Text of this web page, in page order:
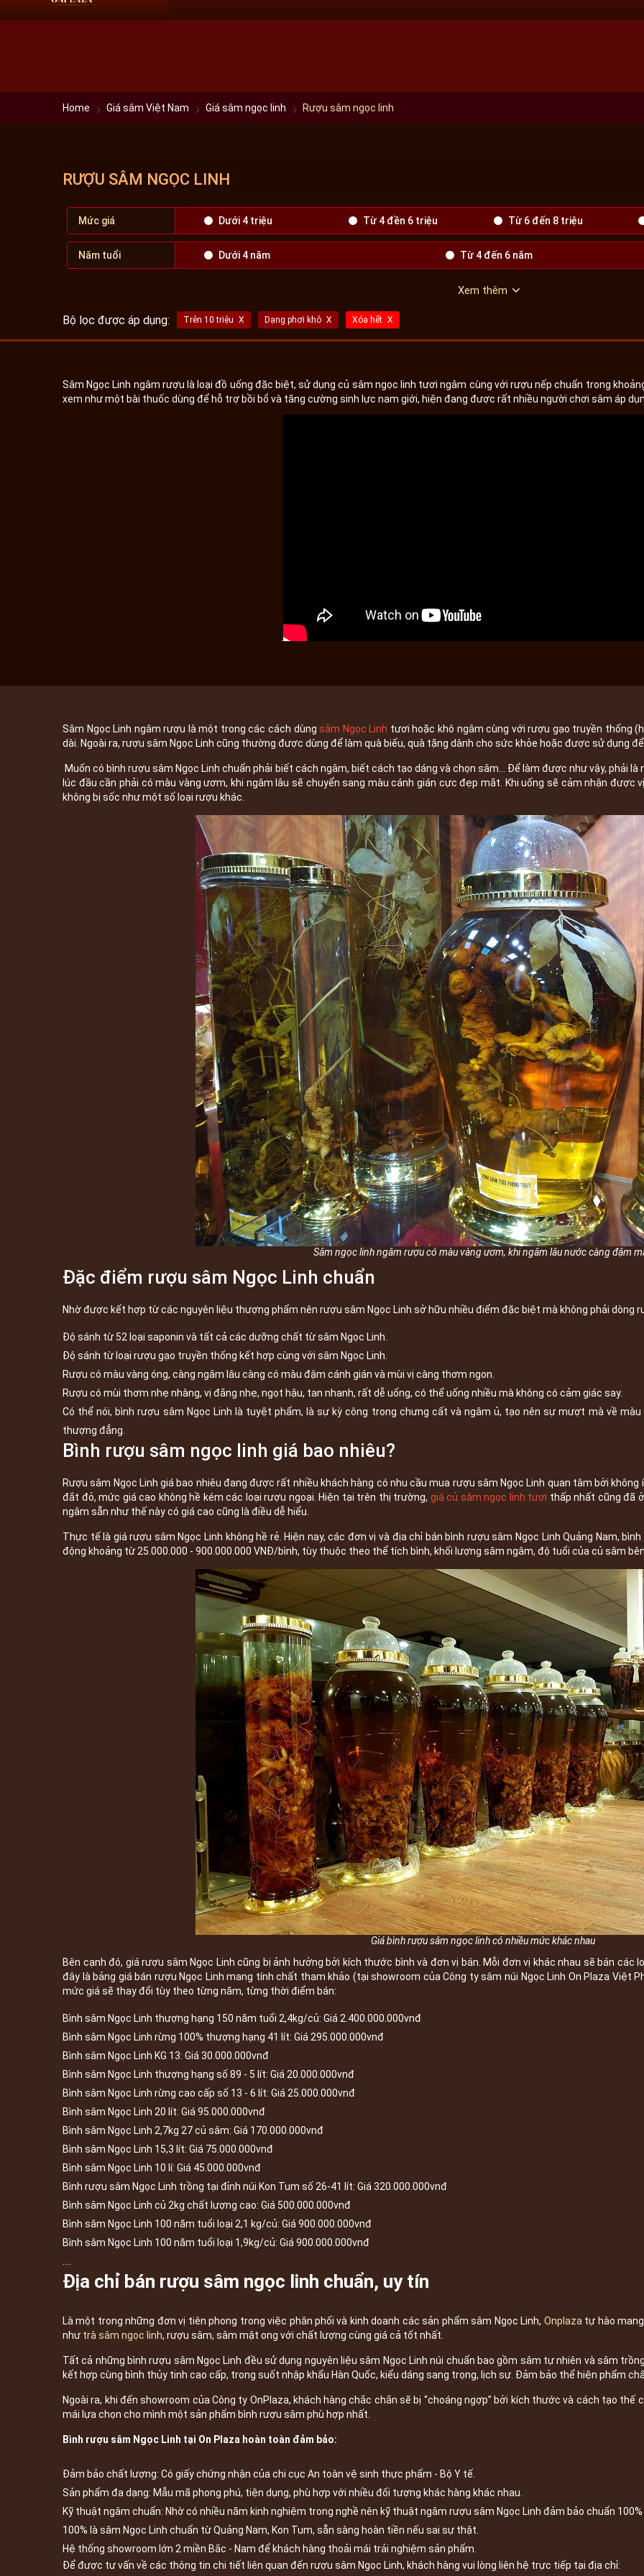
Home Giá sâm Việt Nam Giá sâm ngọc linh Rượu sâm ngọc linh
RƯỢU SÂM NGỌC LINH
Mức giá Dưới 4 triệu Từ 4 đền 6 triệu Từ 6 đến 8 triệu
Năm tuổi Dưới 4 năm Từ 4 đến 6 năm
Xem thêm
Bộ lọc được áp dụng: Trên 10 triệu Dạng phơi khô Xóa hết
Sâm Ngọc Linh ngâm rượu là loại đồ uống đặc biệt, sử dụng củ sâm ngọc linh tươi ngâm cùng với rượu nếp chuẩn trong
xem như một bài thuốc dùng để hỗ trợ bồi bổ và tăng cường sinh lực nam giới, hiện đang được rất nhiều người chơi sâm áp
Sâm Ngọc Linh ngâm rượu là một trong các cách dùngsâm Ngọc Linh tươi hoặc khô ngâm cùng với rượu gạo truyền thống
dài. Ngoài ra, rượu sâm Ngọc Linh cũng thường được dùng để làm quà biếu, quà tặng dành cho sức khỏe hoặc được sử dụng
Muốn có bình rượu sâm Ngọc Linh chuẩn phải biết cách ngâm, biết cách tạo dáng và chọn sâm… Để làm được như vậy, phải
lúc đầu cần phải có màu vàng ươm, khi ngâm lâu sẽ chuyển sang màu cánh gián cực đẹp mắt. Khi uống sẽ cảm nhận
không bị sốc như một số loại rượu khác.
Sâm ngọc linh ngâm rượu có màu vàng ươm, khi ngâm lâu nước càng đậm
Đặc điểm rượu sâm Ngọc Linh chuẩn
Nhờ được kết hợp từ các nguyên liệu thượng phẩm nên rượu sâm Ngọc Linh sở hữu nhiều điểm đặc biệt mà không phải dòng
Độ sánh từ 52 loại saponin và tất cả các dưỡng chất từ sâm Ngọc Linh.
Độ sánh từ loại rượu gạo truyền thống kết hợp cùng với sâm Ngọc Linh.
Rượu có màu vàng óng, càng ngâm lâu càng có màu đậm cánh gián và mùi vị càng thơm ngon.
Rượu có mùi thơm nhẹ nhàng, vị đắng nhẹ, ngọt hậu, tan nhanh, rất dễ uống, có thể uống nhiều mà không có cảm giác say.
Có thể nói, bình rượu sâm Ngọc Linh là tuyệt phẩm, là sự kỳ công trong chưng cất và ngâm ủ, tạo nên sự mượt mà về
thượng đẳng.
Bình rượu sâm ngọc linh giá bao nhiêu?
Rượu sâm Ngọc Linh giá bao nhiêu đang được rất nhiều khách hàng có nhu cầu mua rượu sâm Ngọc Linh quan tâm bởi
đắt đỏ, mức giá cao không hề kém các loại rượu ngoại. Hiện tại trên thị trường, giá củ sâm ngọc linh tươi thấp nhất cũng đã
ngâm sẵn như thế này có giá cao cũng là điều dễ hiểu.
Thực tế là giá rượu sâm Ngọc Linh không hề rẻ. Hiện nay, các đơn vị và địa chỉ bán bình rượu sâm Ngọc Linh Quảng Nam,
động khoảng từ 25.000.000 - 900.000.000 VNĐ/bình, tùy thuộc theo thể tích bình, khối lượng sâm ngâm, độ tuổi của củ sâm
Giá bình rượu sâm ngọc linh có nhiều mức khác nhau
Bên cạnh đó, giá rượu sâm Ngọc Linh cũng bị ảnh hưởng bởi kích thước bình và đơn vị bán. Mỗi đơn vị khác nhau sẽ bán các
đây là bảng giá bán rượu Ngọc Linh mang tính chất tham khảo (tại showroom của Công ty sâm núi Ngọc Linh On Plaza Việt
mức giá sẽ thay đổi tùy theo từng năm, từng thời điểm bán:
Bình sâm Ngọc Linh thượng hạng 150 năm tuổi 2,4kg/củ: Giá 2.400.000.000vnđ
Bình sâm Ngọc Linh rừng 100% thượng hạng 41 lít: Giá 295.000.000vnđ
Bình sâm Ngọc Linh KG 13: Giá 30.000.000vnđ
Bình sâm Ngọc Linh thượng hạng số 89 - 5 lít: Giá 20.000.000vnđ
Bình sâm Ngọc Linh rừng cao cấp số 13 - 6 lít: Giá 25.000.000vnđ
Bình sâm Ngọc Linh 20 lít: Giá 95.000.000vnđ
Bình sâm Ngọc Linh 2,7kg 27 củ sâm: Giá 170.000.000vnđ
Bình sâm Ngọc Linh 15,3 lít: Giá 75.000.000vnđ
Bình sâm Ngọc Linh 10 lí: Giá 45.000.000vnđ
Bình rượu sâm Ngọc Linh trồng tại đỉnh núi Kon Tum số 26-41 lít: Giá 320.000.000vnđ
Bình sâm Ngọc Linh củ 2kg chất lượng cao: Giá 500.000.000vnđ
Bình sâm Ngọc Linh 100 năm tuổi loại 2,1 kg/củ: Giá 900.000.000vnđ
Bình sâm Ngọc Linh 100 năm tuổi loại 1,9kg/củ: Giá 900.000.000vnđ
Địa chỉ bán rượu sâm ngọc linh chuẩn, uy tín
Là một trong những đơn vị tiên phong trong việc phân phối và kinh doanh các sản phẩm sâm Ngọc Linh, Onplaza tự hào
như trà sâm ngọc linh, rượu sâm, sâm mật ong với chất lượng cùng giá cả tốt nhất.
Tất cả những bình rượu sâm Ngọc Linh đều sử dụng nguyên liệu sâm Ngọc Linh núi chuẩn bao gồm sâm tự nhiên và sâm
kết hợp cùng bình thủy tinh cao cấp, trong suốt nhập khẩu Hàn Quốc, kiểu dáng sang trọng, lịch sự. Đảm bảo thể hiện phẩm
Ngoài ra, khi đến showroom của Công ty OnPlaza, khách hàng chắc chắn sẽ bị “choáng ngợp” bởi kích thước và cách tạo
mái lựa chọn cho mình một sản phẩm bình rượu sâm phù hợp nhất.
Bình rượu sâm Ngọc Linh tại On Plaza hoàn toàn đảm bảo:
Đảm bảo chất lượng: Có giấy chứng nhận của chi cục An toàn vệ sinh thực phẩm - Bộ Y tế.
Sản phẩm đa dạng: Mẫu mã phong phú, tiện dụng, phù hợp với nhiều đối tượng khác hàng khác nhau.
Kỹ thuật ngâm chuẩn: Nhờ có nhiều năm kinh nghiệm trong nghề nên kỹ thuật ngâm rượu sâm Ngọc Linh đảm bảo chuẩn
100% là sâm Ngọc Linh chuẩn từ Quảng Nam, Kon Tum, sẵn sàng hoàn tiền nếu sai sự thật.
Hệ thống showroom lớn 2 miền Bắc - Nam để khách hàng thoải mái trải nghiệm sản phẩm.
Để được tư vấn về các thông tin chi tiết liên quan đến rượu sâm Ngọc Linh, khách hàng vui lòng liên hệ trực tiếp tại địa chỉ: